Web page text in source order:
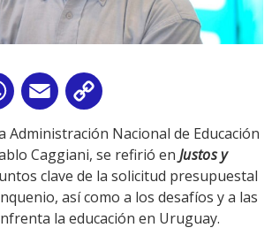
WhatsApp
Email
Link
Administración Nacional de Educación
Caggiani, se refirió en Justos y
clave de la solicitud presupuestal
así como a los desafíos y a las
la educación en Uruguay.